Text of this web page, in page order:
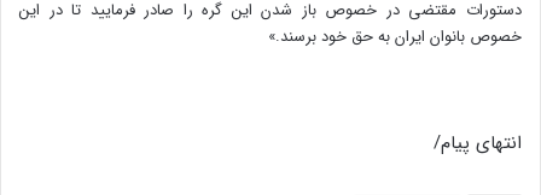
دستورات مقتضی در خصوص باز شدن این گره را صادر فرمایید تا در این
خصوص بانوان ایران به حق خود برسند.»
انتهای پیام/